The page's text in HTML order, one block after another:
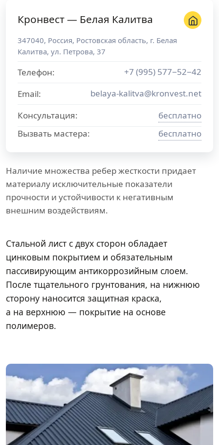
Кронвест — Белая Калитва
347040, Россия, Ростовская область, г. Белая
Калитва, ул. Петрова, 37
Телефон:
+7 (995) 577−52−42
Email:
belaya-kalitva@kronvest.net
Консультация:
бесплатно
Вызвать мастера:
бесплатно
Наличие множества ребер жесткости придает
материалу исключительные показатели
прочности и устойчивости к негативным
внешним воздействиям.
Стальной лист с двух сторон обладает
цинковым покрытием и обязательным
пассивирующим антикоррозийным слоем.
После тщательного грунтования, на нижнюю
сторону наносится защитная краска,
а на верхнюю — покрытие на основе
полимеров.